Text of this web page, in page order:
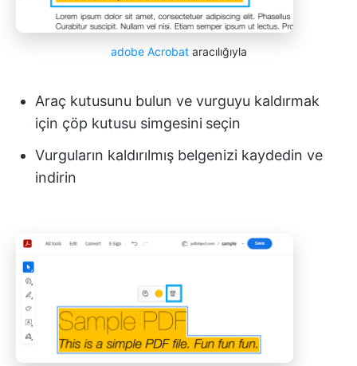
adobe Acrobataracılığıyla
Araç kutusunu bulun ve vurguyu kaldırmak
için çöp kutusu simgesini seçin
Vurguların kaldırılmış belgenizi kaydedin ve
indirin